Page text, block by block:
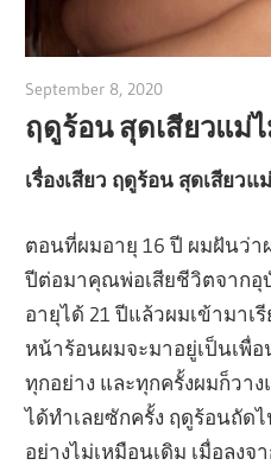
September 8, 2020
ฤดูร้อน สุดเสียวแม่
เรื่องเสียว ฤดูร้อน สุดเสียวแ
ตอนที่ผมอายุ 16 ปี ผมฝันว่า
ปีต่อมาคุณพ่อเสียชีวิตจากอุ
อายุได้ 21 ปีแล้วผมเข้ามาเ
หน้าร้อนผมจะมาอยู่เป็นเพื่
ทุกอย่าง และทุกครั้งผมก็วา
ได้ทำเลยซักครั้ง ฤดูร้อนถัด
อย่างไม่เหมือนเดิม เมื่อลงจ